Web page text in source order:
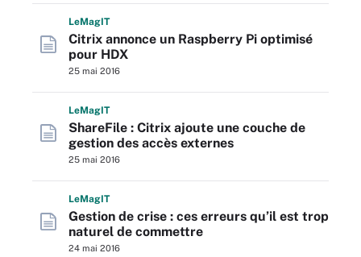
LeMagIT
Citrix annonce un Raspberry Pi optimisé
pour HDX
25 mai 2016
LeMagIT
ShareFile : Citrix ajoute une couche de
gestion des accès externes
25 mai 2016
LeMagIT
Gestion de crise : ces erreurs qu’il est trop
naturel de commettre
24 mai 2016